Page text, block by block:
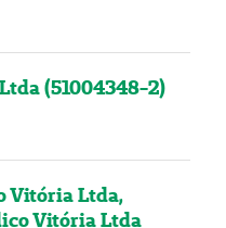
(51004348-2)
Vitória Ltda,
Vitória Ltda